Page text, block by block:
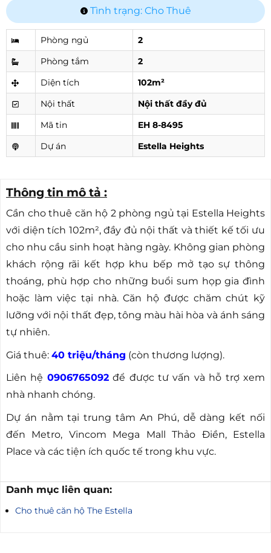
Tình trạng: Cho Thuê
Phòng ngủ
2
Phòng tắm
2
Diện tích
102m²
Nội thất
Nội thất đầy đủ
Mã tin
EH 8-8495
Dự án
Estella Heights
Thông tin mô tả :
Cần cho thuê căn hộ 2 phòng ngủ tại Estella Heights
với diện tích 102m², đầy đủ nội thất và thiết kế tối ưu
cho nhu cầu sinh hoạt hàng ngày. Không gian phòng
khách rộng rãi kết hợp khu bếp mở tạo sự thông
thoáng, phù hợp cho những buổi sum họp gia đình
hoặc làm việc tại nhà. Căn hộ được chăm chút kỹ
lưỡng với nội thất đẹp, tông màu hài hòa và ánh sáng
tự nhiên.
Giá thuê: 40 triệu/tháng (còn thương lượng).
Liên hệ 0906765092để được tư vấn và hỗ trợ xem
nhà nhanh chóng.
Dự án nằm tại trung tâm An Phú, dễ dàng kết nối
đến Metro, Vincom Mega Mall Thảo Điền, Estella
Place và các tiện ích quốc tế trong khu vực.
Danh mục liên quan:
Cho thuê căn hộ The Estella